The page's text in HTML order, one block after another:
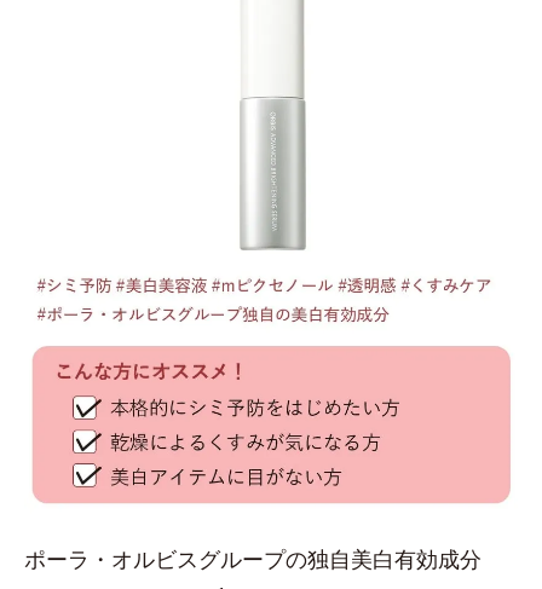
ポーラ・オルビスグループの独自美白有効成分